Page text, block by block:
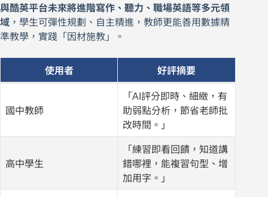
與酷英平台未來將進階寫作、聽力、職場英語等多元領
域 ，學生可彈性規劃、自主精進，教師更能善用數據精
準教學，實踐「因材施教」。
使用者 好評摘要
國中教師
「AI評分即時、細緻，有
助弱點分析，節省老師批
改時間。」
高中學生
「練習即看回饋，知道講
錯哪裡，能複習句型、增
加用字。」